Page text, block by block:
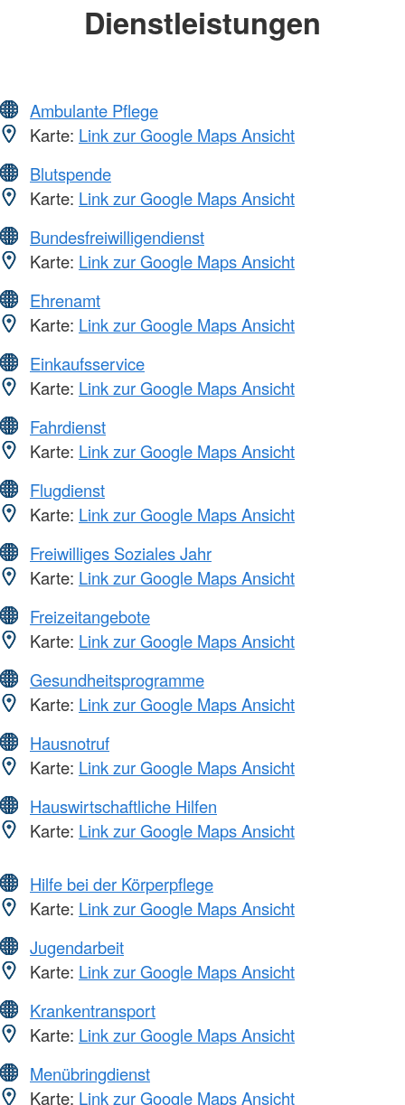
Dienstleistungen
Ambulante Pflege
Karte: Link zur Google Maps Ansicht
Blutspende
Karte: Link zur Google Maps Ansicht
Bundesfreiwilligendienst
Karte: Link zur Google Maps Ansicht
Ehrenamt
Karte: Link zur Google Maps Ansicht
Einkaufsservice
Karte: Link zur Google Maps Ansicht
Fahrdienst
Karte: Link zur Google Maps Ansicht
Flugdienst
Karte: Link zur Google Maps Ansicht
Freiwilliges Soziales Jahr
Karte: Link zur Google Maps Ansicht
Freizeitangebote
Karte: Link zur Google Maps Ansicht
Gesundheitsprogramme
Karte: Link zur Google Maps Ansicht
Hausnotruf
Karte: Link zur Google Maps Ansicht
Hauswirtschaftliche Hilfen
Karte: Link zur Google Maps Ansicht
Hilfe bei der Körperpflege
Karte: Link zur Google Maps Ansicht
Jugendarbeit
Karte: Link zur Google Maps Ansicht
Krankentransport
Karte: Link zur Google Maps Ansicht
Menübringdienst
Karte: Link zur Google Maps Ansicht